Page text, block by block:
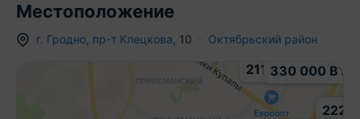
Местоположение
г. Гродно пр-т Клецкова 10 Октябрьский район
211 990 BYN
222
330 000 BYN